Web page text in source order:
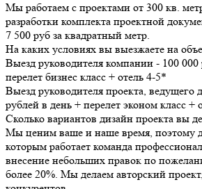
Мы работаем с проектами от 300 кв.
разработки комплекта проектной
7 500 руб за квадратный метр.
На каких условиях вы выезжаете на
Выезд руководителя компании - 100 000
перелет бизнес класс + отель 4-5*
Выезд руководителя проекта, ведущего
рублей в день + перелет эконом класс +
Сколько вариантов дизайн проекта вы
Мы ценим ваше и наше время, поэтому
которым работает команда
внесение небольших правок по
более 20%. Мы делаем авторский